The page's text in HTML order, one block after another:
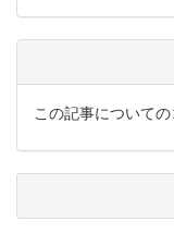
この記事について